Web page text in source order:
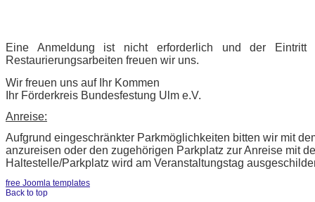
Eine Anmeldung ist nicht erforderlich und der
Restaurierungsarbeiten freuen wir uns.
Wir freuen uns auf Ihr Kommen
Ihr Förderkreis Bundesfestung Ulm e.V.
Anreise:
Aufgrund eingeschränkter Parkmöglichkeiten bitten wir mit
anzureisen oder den zugehörigen Parkplatz zur Anreise mit
Haltestelle/Parkplatz wird am Veranstaltungstag
free Joomla templates
Back to top